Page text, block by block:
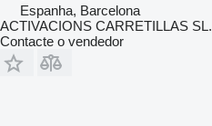
Espanha, Barcelona
ACTIVACIONS CARRETILLAS SL.
Contacte o vendedor